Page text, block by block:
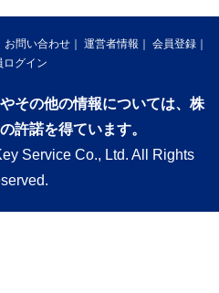
お問い合わせ 運営者情報
会員登録
ログイン
その他の情報については、株
許諾を得ています。
Service Co., Ltd. All Rights